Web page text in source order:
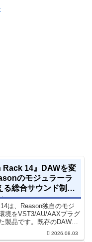
Rack 14』DAWを変
のモジュラーラ
る総合サウンド制作
は、Reason独自のモジ
境をVST3/AU/AAXプラグ
製品です。既存のDAWを
なく、68種類のシンセや
配線をそのままトラック
2026.08.03